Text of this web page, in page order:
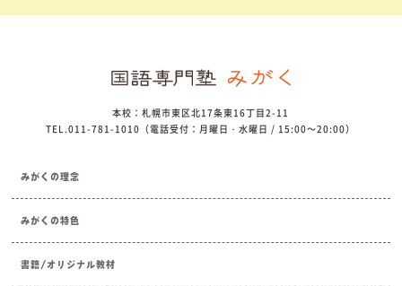
本校：札幌市東区北17条東16丁目2-11
TEL.011-781-1010（電話受付：月曜日・水曜日 / 15:00～20:00）
みがくの理念
みがくの特色
書籍/オリジナル教材